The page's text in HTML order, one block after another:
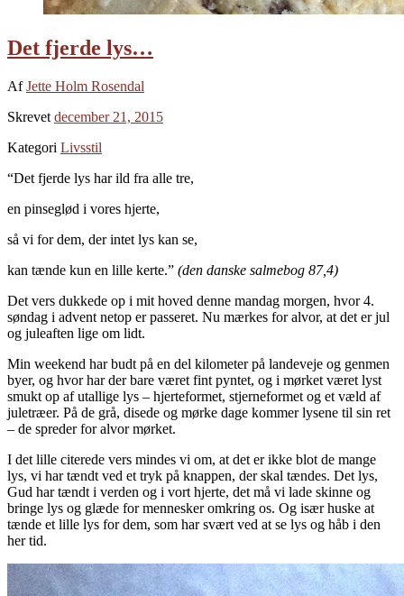
Det fjerde lys…
AfJette Holm Rosendal
Skrevet december 21, 2015
Kategori Livsstil
“Det fjerde lys har ild fra alle tre,
en pinseglød i vores hjerte,
så vi for dem, der intet lys kan se,
kan tænde kun en lille kerte.” (den danske salmebog 87,4)
Det vers dukkede op i mit hoved denne mandag morgen, hvor 4.
søndag i advent netop er passeret. Nu mærkes for alvor, at det er jul
og juleaften lige om lidt.
Min weekend har budt på en del kilometer på landeveje og genmen
byer, og hvor har der bare været fint pyntet, og i mørket været lyst
smukt op af utallige lys – hjerteformet, stjerneformet og et væld af
juletræer. På de grå, disede og mørke dage kommer lysene til sin ret
– de spreder for alvor mørket.
I det lille citerede vers mindes vi om, at det er ikke blot de mange
lys, vi har tændt ved et tryk på knappen, der skal tændes. Det lys,
Gud har tændt i verden og i vort hjerte, det må vi lade skinne og
bringe lys og glæde for mennesker omkring os. Og især huske at
tænde et lille lys for dem, som har svært ved at se lys og håb i den
her tid.